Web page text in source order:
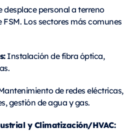
desplace personal a terreno
Los sectores más comunes
Instalación de fibra óptica,
de redes eléctricas,
gestión de agua y gas.
y Climatización/HVAC: